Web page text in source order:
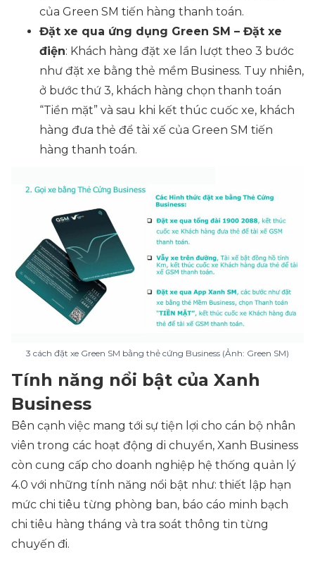
của Green SM tiến hàng thanh toán.
Đặt xe qua ứng dụng Green SM – Đặt xe
điện: Khách hàng đặt xe lần lượt theo 3 bước
như đặt xe bằng thẻ mềm Business. Tuy nhiên,
ở bước thứ 3, khách hàng chọn thanh toán
“Tiền mặt” và sau khi kết thúc cuốc xe, khách
hàng đưa thẻ để tài xế của Green SM tiến
hàng thanh toán.
3 cách đặt xe Green SM bằng thẻ cứng Business (Ảnh: Green SM)
Tính năng nổi bật của Xanh
Business
Bên cạnh việc mang tới sự tiện lợi cho cán bộ nhân
viên trong các hoạt động di chuyển, Xanh Business
còn cung cấp cho doanh nghiệp hệ thống quản lý
4.0 với những tính năng nổi bật như: thiết lập hạn
mức chi tiêu từng phòng ban, báo cáo minh bạch
chi tiêu hàng tháng và tra soát thông tin từng
chuyến đi.